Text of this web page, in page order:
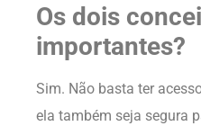
Os dois
importantes?
Sim. Não basta ter
ela também seja segura